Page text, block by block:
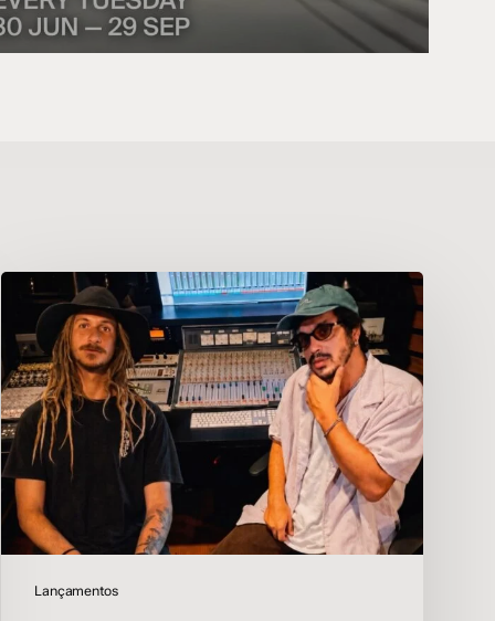
Lançamentos
Afterclapp
CIDO
unem
house
e
blues
em
lançamento
pela
Areiia